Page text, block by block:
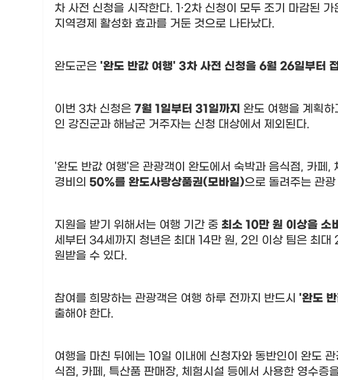
차 사전 신청을 시작한다. 1·2차 신청이 모두 조기 마감된 가
지역경제 활성화 효과를 거둔 것으로 나타났다.
완도군은 '완도 반값 여행' 3차 사전 신청을 6월 26일부터
이번 3차 신청은 7월 1 일부터 31 일까지 완도 여행을 계획
인 강진군과 해남군 거주자는 신청 대상에서 제외된다.
'완도 반값 여행'은 관광객이 완도에서 숙박과 음식점, 카페 ,
경비의 50%를 완도사랑상품권(모바일)으로 돌려주는 관
지원을 받기 위해서는 여행 기간 중 최소 10만 원 이상을 소비
세부터 34세까지 청년은 최대 14만 원, 2인 이상 팀은 최대
원받을 수 있다.
참여를 희망하는 관광객은 여행 하루 전까지 반드시 '완도
출해야 한다.
여행을 마친 뒤에는 10일 이내에 신청자와 동반인이 완도
식점, 카페 , 특산품 판매장, 체험시설 등에서 사용한 영수증